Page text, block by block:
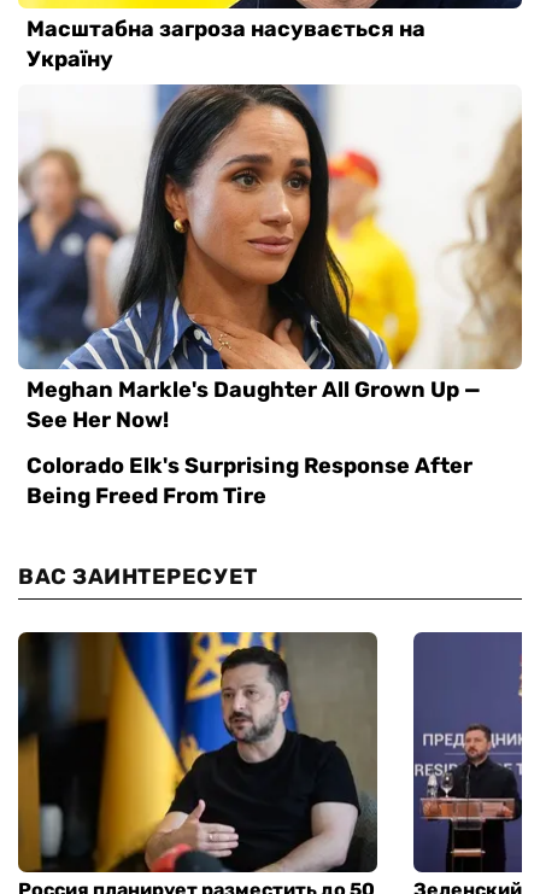
ВАС ЗАИНТЕРЕСУЕТ